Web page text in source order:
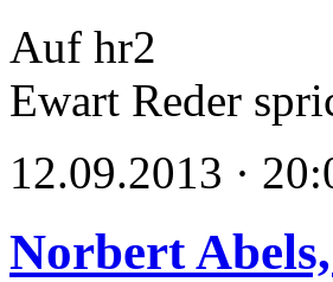
Auf hr2
Ewart Reder
12.09.2013 ·
Norbert